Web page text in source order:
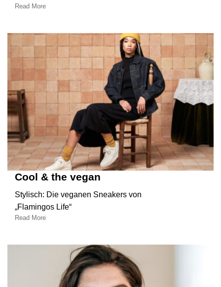
Read More
Cool & the vegan
Stylisch: Die veganen Sneakers von
„Flamingos Life“
Read More